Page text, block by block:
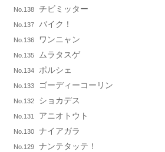
No.138 チビミッター
No.137 バイク！
No.136 ワンニャン
No.135 ムラタスゲ
No.134 ポルシェ
No.133 ゴーディーコーリン
No.132 ショカデス
No.131 アニオトウト
No.130 ナイアガラ
No.129 ナンテタッテ！